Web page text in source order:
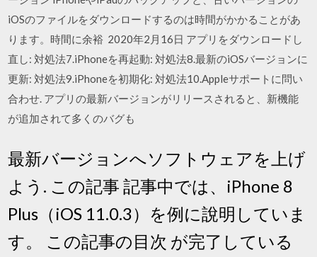
iOSのファイルをダウンロードするのは時間がかかることがあ
ります。時間に余裕 2020年2月16日 アプリをダウンロードし
直し: 対処法7.iPhoneを再起動: 対処法8.最新のiOSバージョンに
更新: 対処法9.iPhoneを初期化: 対処法10.Appleサポートに問い
合わせ. アプリの最新バージョンがリリースされると、新機能
が追加されて多くのバグも
最新バージョンへソフトウェアを上げ
よう. この記事 記事中では、iPhone 8
Plus（iOS 11.0.3）を例に說明していま
す。 この記事の目次 が完了している